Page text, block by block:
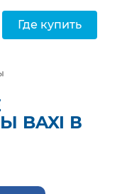
Где купить
BAXI В